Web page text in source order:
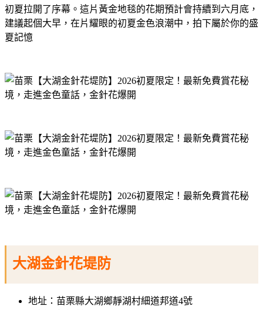
初夏拉開了序幕。這片黃金地毯的花期預計會持續到六月底，
建議起個大早，在片耀眼的初夏金色浪潮中，拍下屬於你的盛
夏記憶
大湖金針花堤防
地址：苗栗縣大湖鄉靜湖村細道邦道4號